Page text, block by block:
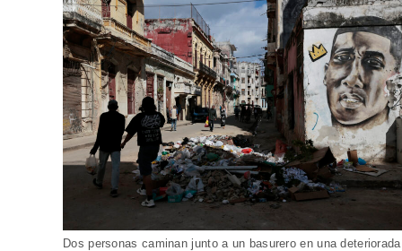
Dos personas caminan junto a un basurero en una deteriorada